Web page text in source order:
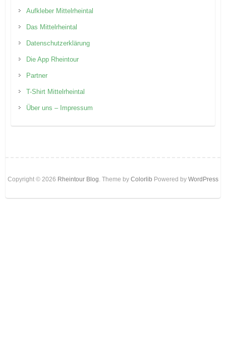
Aufkleber Mittelrheintal
Das Mittelrheintal
Datenschutzerklärung
Die App Rheintour
Partner
T-Shirt Mittelrheintal
Über uns – Impressum
Copyright © 2026 Rheintour Blog. Theme by Colorlib Powered by WordPress